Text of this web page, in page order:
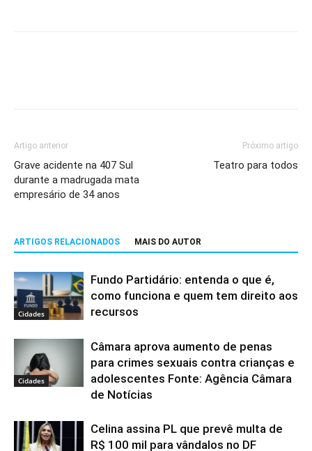
Artigo anterior
Grave acidente na 407 Sul
durante a madrugada mata
empresário de 34 anos
Próximo artigo
Teatro para todos
ARTIGOS RELACIONADOS MAIS DO AUTOR
Cidades
Fundo Partidário: entenda o que é,
como funciona e quem tem direito aos
recursos
Cidades
Câmara aprova aumento de penas
para crimes sexuais contra crianças e
adolescentes Fonte: Agência Câmara
de Notícias
Celina assina PL que prevê multa de
R$ 100 mil para vândalos no DF